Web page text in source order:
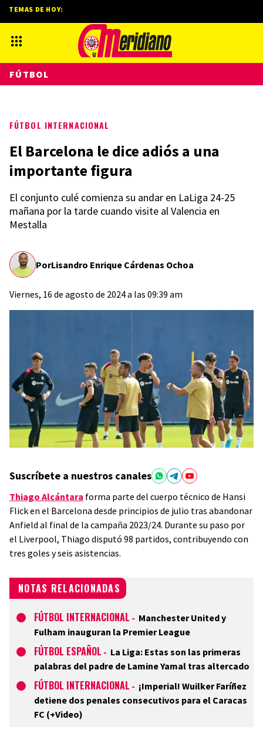
FÚTBOL INTERNACIONAL
El Barcelona le dice adiós a una
importante figura
El conjunto culé comienza su andar en LaLiga 24-25
mañana por la tarde cuando visite al Valencia en
Mestalla
PorLisandro Enrique Cárdenas Ochoa
Viernes, 16 de agosto de 2024 a las 09:39 am
Suscríbete a nuestros canales
Thiago Alcántara forma parte del cuerpo técnico de Hansi
Flick en el Barcelona desde principios de julio tras abandonar
Anfield al final de la campaña 2023/24. Durante su paso por
el Liverpool, Thiago disputó 98 partidos, contribuyendo con
tres goles y seis asistencias.
NOTAS RELACIONADAS
FÚTBOL INTERNACIONAL - Manchester United y
Fulham inauguran la Premier League
FÚTBOL ESPAÑOL - La Liga: Estas son las primeras
palabras del padre de Lamine Yamal tras altercado
FÚTBOL INTERNACIONAL - ¡Imperial! Wuilker Faríñez
detiene dos penales consecutivos para el Caracas
FC (+Video)
TEMAS DE HOY:
FÚTBOL